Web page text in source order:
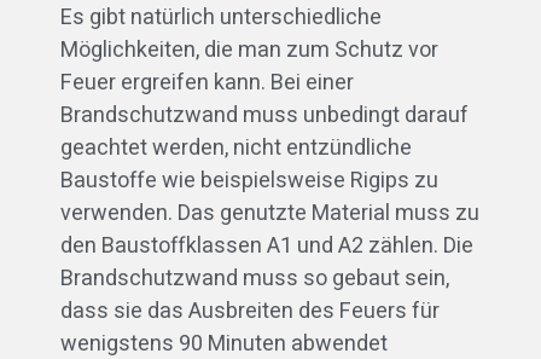
Es gibt natürlich unterschiedliche
Möglichkeiten, die man zum Schutz vor
Feuer ergreifen kann. Bei einer
Brandschutzwand muss unbedingt darauf
geachtet werden, nicht entzündliche
Baustoffe wie beispielsweise Rigips zu
verwenden. Das genutzte Material muss zu
den Baustoffklassen A1 und A2 zählen. Die
Brandschutzwand muss so gebaut sein,
dass sie das Ausbreiten des Feuers für
wenigstens 90 Minuten abwendet